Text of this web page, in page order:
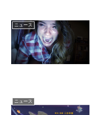
ニュース
ニュース